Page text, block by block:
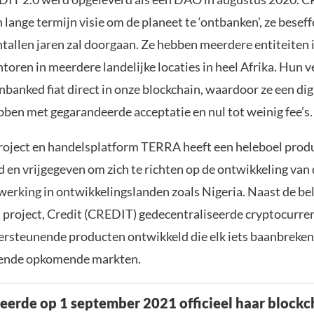
termijn visie om de planeet te ‘ontbanken’, ze
jaren zal doorgaan. Ze hebben meerdere entiteiten
in meerdere landelijke locaties in heel Afrika. Hun
fiat direct in onze blockchain, waardoor ze een
met gegarandeerde acceptatie en nul tot weinig fee’s.
en handelsplatform TERRA heeft een heleboel
en vrijgegeven om zich te richten op de ontwikkeling
in ontwikkelingslanden zoals Nigeria. Naast de
project, Credit (CREDIT) gedecentraliseerde
producten ontwikkeld die elk iets
opkomende markten.
op 1 september 2021 officieel haar